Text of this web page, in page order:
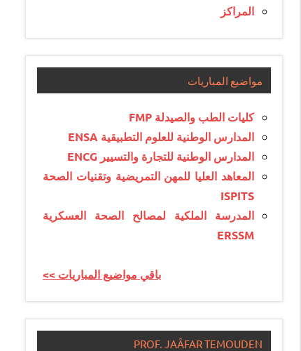
المراكز
مواضيع المباريات
كليات الطب والصيدلة FMP
المدارس الوطنية للعلوم التطبيقية ENSA
المدارس الوطنية للتجارة والتسيير ENCG
المعاهد العليا للمهن التمريضية وتقنيات الصحة
ISPITS
المدرسة الملكية لمصالح الصحة العسكرية
ERSSM
<< باقي مواضيع المباريات
PROF. JAÂFAR TEMOUDEN